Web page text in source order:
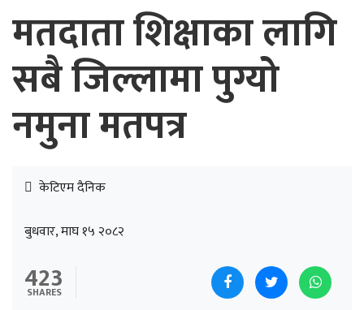
मतदाता शिक्षाका लागि
सबै जिल्लामा पुग्यो
नमुना मतपत्र
केटिएम दैनिक
बुधवार, माघ १५ २०८२
423
SHARES